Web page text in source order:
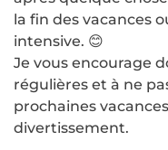
la fin des vacances
intensive. 😊
Je vous encourage
régulières et à ne
prochaines
divertissement.